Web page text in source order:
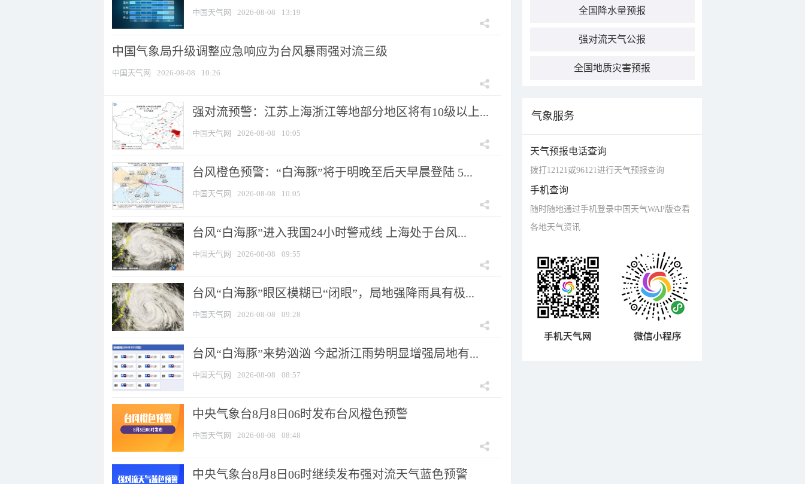
中国天气网 2026-08-08 13:19
中国气象局升级调整应急响应为台风暴雨强对流三级
中国天气网 2026-08-08 10:26
强对流预警：江苏上海浙江等地部分地区将有10级以上...
中国天气网 2026-08-08 10:05
台风橙色预警：“白海豚”将于明晚至后天早晨登陆 5...
中国天气网 2026-08-08 10:05
台风“白海豚”进入我国24小时警戒线 上海处于台风...
中国天气网 2026-08-08 09:55
台风“白海豚”眼区模糊已“闭眼”，局地强降雨具有极...
中国天气网 2026-08-08 09:28
台风“白海豚”来势汹汹 今起浙江雨势明显增强局地有...
中国天气网 2026-08-08 08:57
中央气象台8月8日06时发布台风橙色预警
中国天气网 2026-08-08 08:48
中央气象台8月8日06时继续发布强对流天气蓝色预警
全国降水量预报
强对流天气公报
全国地质灾害预报
气象服务
天气预报电话查询
拨打12121或96121进行天气预报查询
手机查询
随时随地通过手机登录中国天气WAP版查看
各地天气资讯